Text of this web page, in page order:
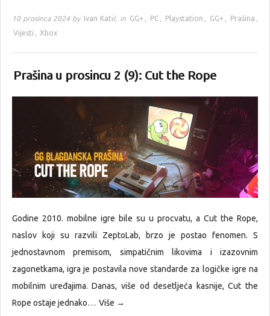
10 prosinca 2024 by Ivan Katić in GG+ , PC , Playstation , GG+ , Prašina ,
Vijesti , Xbox
Prašina u prosincu 2 (9): Cut the Rope
Godine 2010. mobilne igre bile su u procvatu, a Cut the Rope,
naslov koji su razvili ZeptoLab, brzo je postao fenomen. S
jednostavnom premisom, simpatičnim likovima i izazovnim
zagonetkama, igra je postavila nove standarde za logičke igre na
mobilnim uređajima. Danas, više od desetljeća kasnije, Cut the
Rope ostaje jednako… Više →